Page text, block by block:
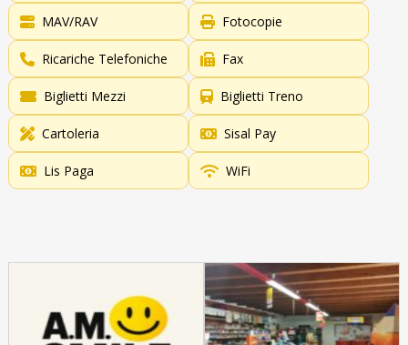
MAV/RAV Fotocopie
Ricariche Telefoniche Fax
Biglietti Mezzi Biglietti Treno
Cartoleria Sisal Pay
Lis Paga WiFi